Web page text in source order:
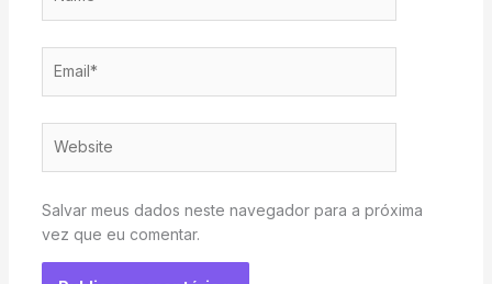
Salvar meus dados neste navegador para a próxima
vez que eu comentar.